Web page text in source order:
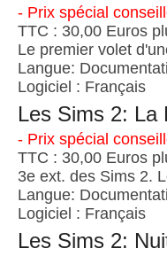
- Prix spécial
TTC : 30,00 Euros
Le premier volet
Langue:
Logiciel : Français
Les Sims 2: La
- Prix spécial
TTC : 30,00 Euros
3e ext. des Sims 2.
Langue:
Logiciel : Français
Les Sims 2: